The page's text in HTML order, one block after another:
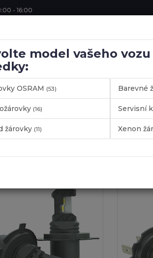
model vašeho
OSRAM (53) Barevné
(16) Servisní
žárovky (11) Xenon
- 16:00
ESHOP TUNINGOVÉ DÍLY
široký sortiment autodoplňků, od